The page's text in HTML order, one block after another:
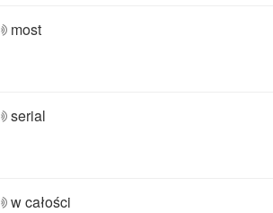
most
serial
w całości